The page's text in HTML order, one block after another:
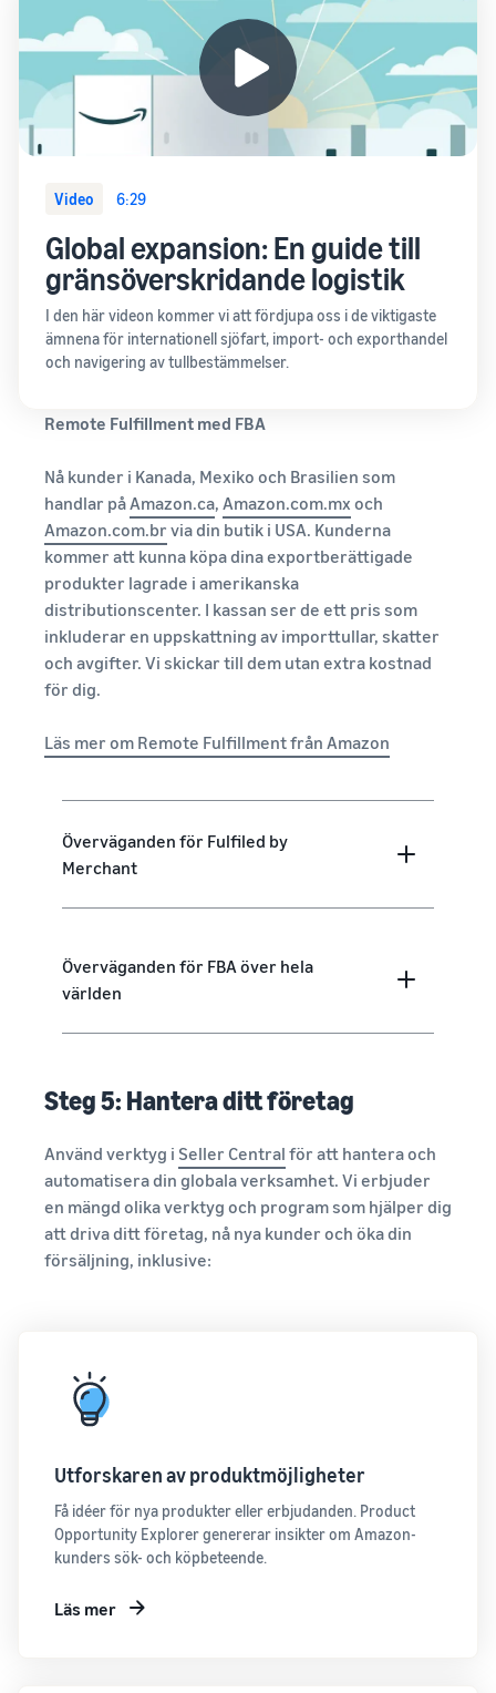
Video 6:29
Global expansion: En guide till
gränsöverskridande logistik
I den här videon kommer vi att fördjupa oss i de viktigaste
ämnena för internationell sjöfart, import- och exporthandel
och navigering av tullbestämmelser.
Remote Fulfillment med FBA
Nå kunder i Kanada, Mexiko och Brasilien som
handlar påAmazon.ca, Amazon.com.mx och
Amazon.com.br via din butik i USA. Kunderna
kommer att kunna köpa dina exportberättigade
produkter lagrade i amerikanska
distributionscenter. I kassan ser de ett pris som
inkluderar en uppskattning av importtullar, skatter
och avgifter. Vi skickar till dem utan extra kostnad
för dig.
Läs mer om Remote Fulfillment från Amazon
Överväganden för Fulfiled by
Merchant
Överväganden för FBA över hela
världen
Steg 5: Hantera ditt företag
Använd verktyg i Seller Central för att hantera och
automatisera din globala verksamhet. Vi erbjuder
en mängd olika verktyg och program som hjälper dig
att driva ditt företag, nå nya kunder och öka din
försäljning, inklusive:
Utforskaren av produktmöjligheter
Få idéer för nya produkter eller erbjudanden. Product
Opportunity Explorer genererar insikter om Amazon-
kunders sök- och köpbeteende.
Läs mer